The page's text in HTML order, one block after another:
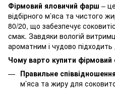
Фірмовий яловичий фарш –
відбірного м’яса та чистого
80/20, що забезпечує
смак. Завдяки вологій
ароматним і чудово підходить
Чому варто купити
Правильне
м’яса та жиру для